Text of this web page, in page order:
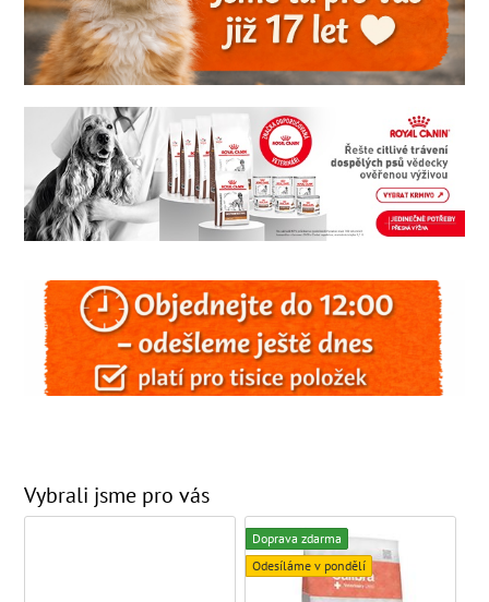
Vybrali jsme pro vás
Doprava zdarma
Odesíláme v pondělí